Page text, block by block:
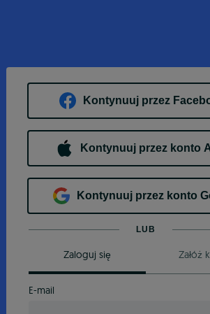
Kontynuuj przez
Kontynuuj przez konto
Kontynuuj przez konto
LUB
Zaloguj się Załóż
E-mail